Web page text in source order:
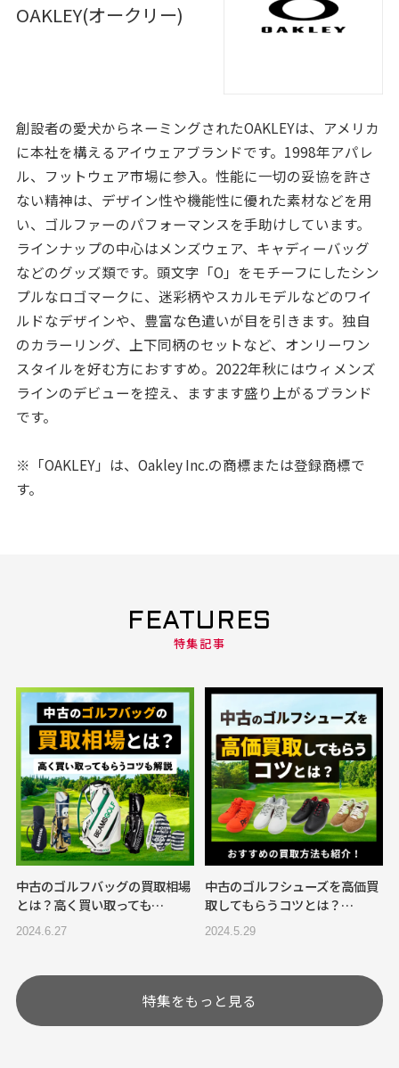
OAKLEY(オークリー)
創設者の愛犬からネーミングされたOAKLEYは、アメリカ
に本社を構えるアイウェアブランドです。1998年アパレ
ル、フットウェア市場に参入。性能に一切の妥協を許さ
ない精神は、デザイン性や機能性に優れた素材などを用
い、ゴルファーのパフォーマンスを手助けしています。
ラインナップの中心はメンズウェア、キャディーバッグ
などのグッズ類です。頭文字「O」をモチーフにしたシン
プルなロゴマークに、迷彩柄やスカルモデルなどのワイ
ルドなデザインや、豊富な色遣いが目を引きます。独自
のカラーリング、上下同柄のセットなど、オンリーワン
スタイルを好む方におすすめ。2022年秋にはウィメンズ
ラインのデビューを控え、ますます盛り上がるブランド
です。
※「OAKLEY」は、Oakley Inc.の商標または登録商標で
す。
FEATURES
特集記事
中古のゴルフバッグの買取相場
とは？高く買い取っても…
2024.6.27
中古のゴルフシューズを高価買
取してもらうコツとは？…
2024.5.29
特集をもっと見る